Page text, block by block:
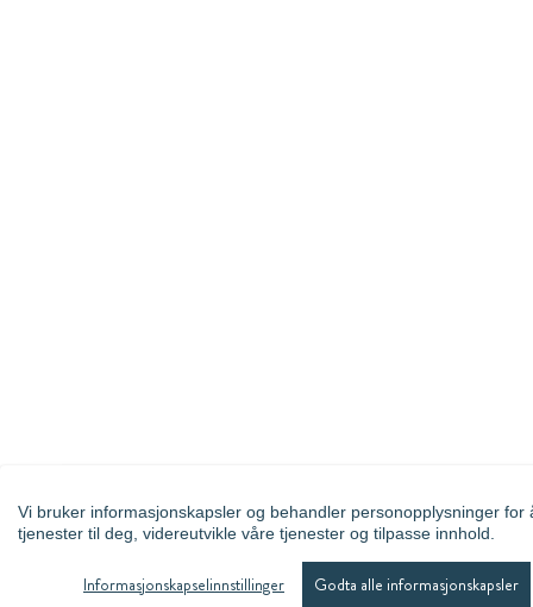
Vi bruker informasjonskapsler og behandler personopplysninger for
tjenester til deg, videreutvikle våre tjenester og tilpasse innhold.
Informasjonskapselinnstillinger Godta alle informasjonskapsler